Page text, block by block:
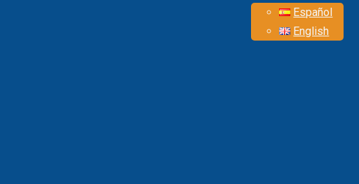
Español
English